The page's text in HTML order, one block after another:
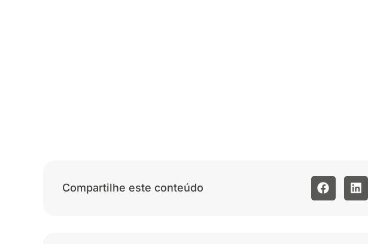
Compartilhe este conteúdo